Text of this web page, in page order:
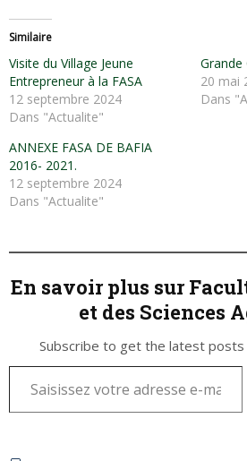
Similaire
Visite du Village Jeune
Entrepreneur à la FASA
12 septembre 2024
Dans "Actualite"
Grande
20 mai
Dans
ANNEXE FASA DE BAFIA
2016- 2021.
12 septembre 2024
Dans "Actualite"
En savoir plus sur
et des Sciences
Subscribe to get the latest